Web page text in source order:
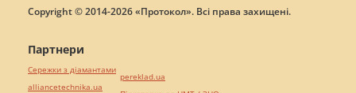
Copyright © 2014-2026 «Протокол». Всі права захищені.
Партнери
Сережки з діамантами
alliancetechnika.ua
pereklad.ua